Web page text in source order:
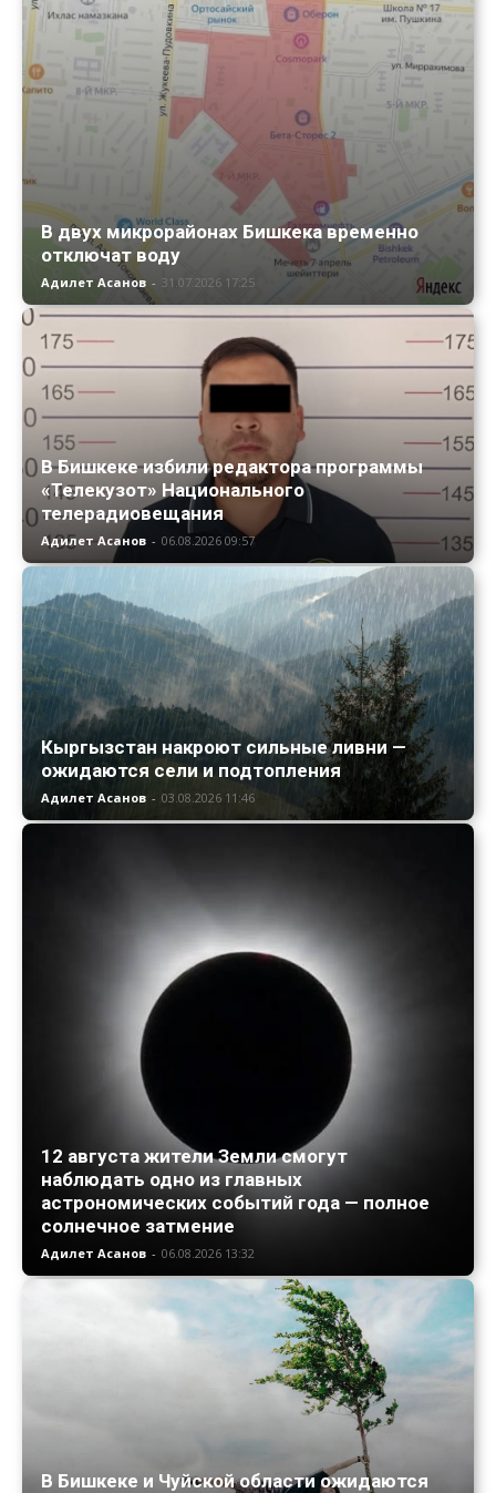
В двух микрорайонах Бишкека временно
отключат воду
Адилет Асанов - 31.07.2026 17:25
В Бишкеке избили редактора программы
«Телекузот» Национального
телерадиовещания
Адилет Асанов - 06.08.2026 09:57
Кыргызстан накроют сильные ливни —
ожидаются сели и подтопления
Адилет Асанов - 03.08.2026 11:46
12 августа жители Земли смогут
наблюдать одно из главных
астрономических событий года — полное
солнечное затмение
Адилет Асанов - 06.08.2026 13:32
В Бишкеке и Чуйской области ожидаются